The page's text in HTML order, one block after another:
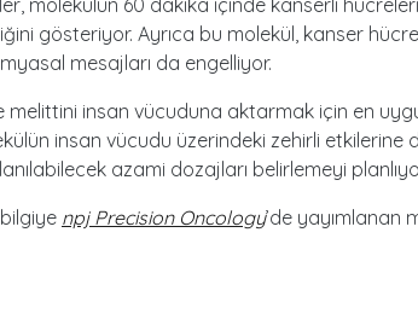
molekülün 60 dakika içinde kanserli
gösteriyor. Ayrıca bu molekül, kanser
mesajları da engelliyor.
melittini insan vücuduna aktarmak için en
insan vücudu üzerindeki zehirli etkilerine
azami dozajları belirlemeyi
npj Precision Oncology’de yayımlanan